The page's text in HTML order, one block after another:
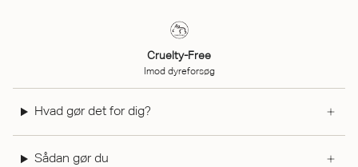
Cruelty-Free
Imod dyreforsøg
Hvad gør det for dig?
Sådan gør du